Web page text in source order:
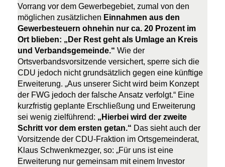
Vorrang vor dem Gewerbegebiet, zumal von den
möglichen zusätzlichen Einnahmen aus den
Gewerbesteuern ohnehin nur ca. 20 Prozent im
Ort blieben: „Der Rest geht als Umlage an Kreis
und Verbandsgemeinde.“ Wie der
Ortsverbandsvorsitzende versichert, sperre sich die
CDU jedoch nicht grundsätzlich gegen eine künftige
Erweiterung. „Aus unserer Sicht wird beim Konzept
der FWG jedoch der falsche Ansatz verfolgt.“ Eine
kurzfristig geplante Erschließung und Erweiterung
sei wenig zielführend: Hierbei wird der zweite
Schritt vor dem ersten getan.“ Das sieht auch der
Vorsitzende der CDU-Fraktion im Ortsgemeinderat,
Klaus Schwenkmezger, so: „Für uns ist eine
Erweiterung nur gemeinsam mit einem Investor